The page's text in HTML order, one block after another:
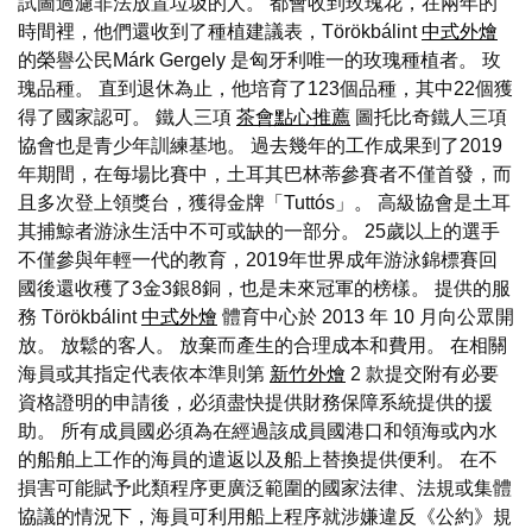
時間裡，他們還收到了種植建議表，Törökbálint中式外燴
的榮譽公民Márk Gergely 是匈牙利唯一的玫瑰種植者。 玫
瑰品種。 直到退休為止，他培育了123個品種，其中22個獲
得了國家認可。 鐵人三項 茶會點心推薦 圖托比奇鐵人三項
協會也是青少年訓練基地。 過去幾年的工作成果到了2019
年期間，在每場比賽中，土耳其巴林蒂參賽者不僅首發，而
且多次登上領獎台，獲得金牌「Tuttós」。 高級協會是土耳
其捕鯨者游泳生活中不可或缺的一部分。 25歲以上的選手
不僅參與年輕一代的教育，2019年世界成年游泳錦標賽回
國後還收穫了3金3銀8銅，也是未來冠軍的榜樣。 提供的服
務 Törökbálint中式外燴 體育中心於 2013 年 10 月向公眾開
放。 放鬆的客人。 放棄而產生的合理成本和費用。 在相關
海員或其指定代表依本準則第 新竹外燴 2 款提交附有必要
資格證明的申請後，必須盡快提供財務保障系統提供的援
助。 所有成員國必須為在經過該成員國港口和領海或內水
的船舶上工作的海員的遣返以及船上替換提供便利。 在不
損害可能賦予此類程序更廣泛範圍的國家法律、法規或集體
協議的情況下，海員可利用船上程序就涉嫌違反《公約》規